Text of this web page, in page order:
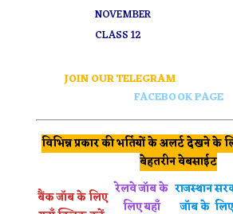
NOVEMBER
CLASS 12
JOIN OUR TELEGRAM
FACEBOOK PAGE
विभिन्न प्रकार की भर्तियों के अलर्ट देखने
बेहतरीन वेबसाईट
बैंक जॉब के लिए रेलवे जॉब के
लिए यहाँ
राजस्थान
जॉब के